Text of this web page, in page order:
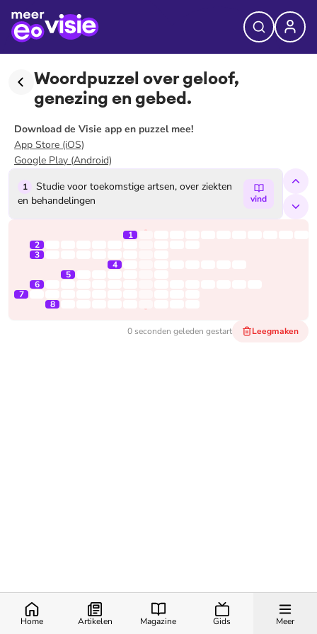
Woordpuzzel over geloof,
genezing en gebed.
Download de Visie app en puzzel mee!
App Store (iOS)
Google Play (Android)
1
Studie voor toekomstige artsen, over ziekten
en behandelingen
vind
2
1
2
3
4
5
6
7
8
0 seconden geleden gestart Leegmaken
Home Artikelen Magazine Gids Meer